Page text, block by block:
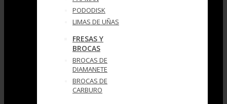
PODODISK
LIMAS DE UÑAS
FRESAS Y
BROCAS
BROCAS DE
DIAMANETE
BROCAS DE
CARBURO